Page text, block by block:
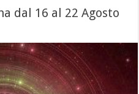
dal 16 al 22 Agosto